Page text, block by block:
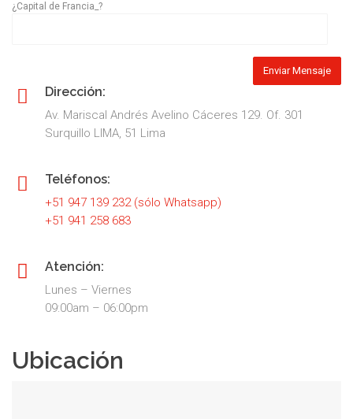
¿Capital de Francia_?
Dirección:
Av. Mariscal Andrés Avelino Cáceres 129. Of. 301
Surquillo LIMA, 51 Lima
Teléfonos:
+51 947 139 232 (sólo Whatsapp)
+51 941 258 683
Atención:
Lunes – Viernes
09:00am – 06:00pm
Ubicación